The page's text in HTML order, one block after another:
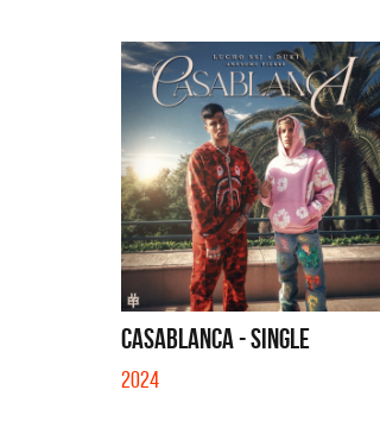
CASABLANCA - SINGLE
2024